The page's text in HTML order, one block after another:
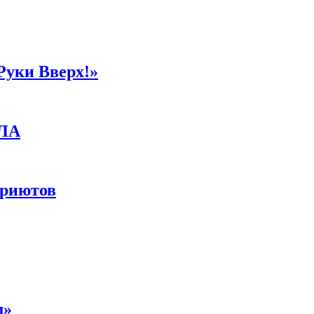
Вверх!»